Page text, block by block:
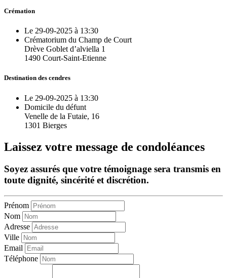
Crémation
Le 29-09-2025 à 13:30
Crématorium du Champ de Court
Drève Goblet d’alviella 1
1490 Court-Saint-Etienne
Destination des cendres
Le 29-09-2025 à 13:30
Domicile du défunt
Venelle de la Futaie, 16
1301 Bierges
Laissez votre message de condoléances
Soyez assurés que votre témoignage sera transmis en
toute dignité, sincérité et discrétion.
Prénom
Nom
Adresse
Ville
Email
Téléphone